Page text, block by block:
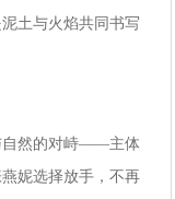
土与火焰共同书写
自然的对峙——主体
妮选择放手，不再